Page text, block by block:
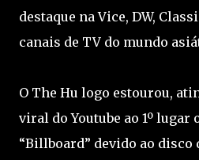
destaque na Vice, DW,
canais de TV do mundo
O The Hu logo estourou,
viral do Youtube ao 1º lugar
“Billboard” devido ao disco